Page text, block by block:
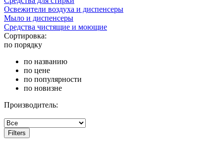
Освежители воздуха и диспенсеры
Мыло и диспенсеры
Средства чистящие и моющие
Сортировка:
по порядку
по названию
по цене
по популярности
по новизне
Производитель:
Filters